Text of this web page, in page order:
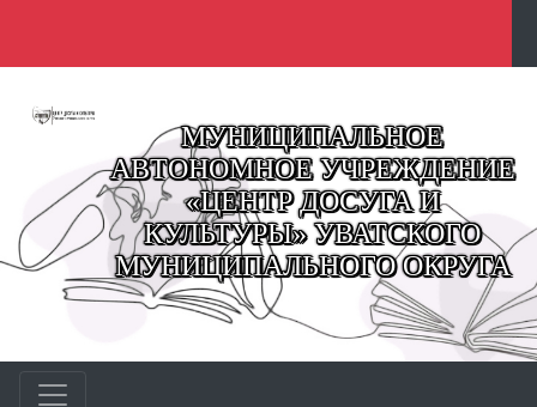
МУНИЦИПАЛЬНОЕ
АВТОНОМНОЕ УЧРЕЖДЕНИЕ
«ЦЕНТР ДОСУГА И
КУЛЬТУРЫ» УВАТСКОГО
МУНИЦИПАЛЬНОГО ОКРУГА